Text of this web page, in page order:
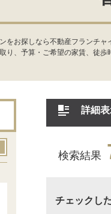
をお探しなら不動産フランチ
り、予算・ご希望の家賃、徒
詳細
検索結果
チェックし